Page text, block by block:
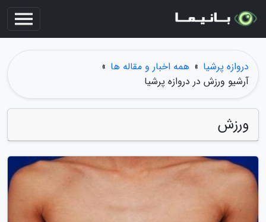
دروازه پرشیا » همه اخبار و مقاله ها »
آرشیو ورزش در دروازه پرشیا
ورزش